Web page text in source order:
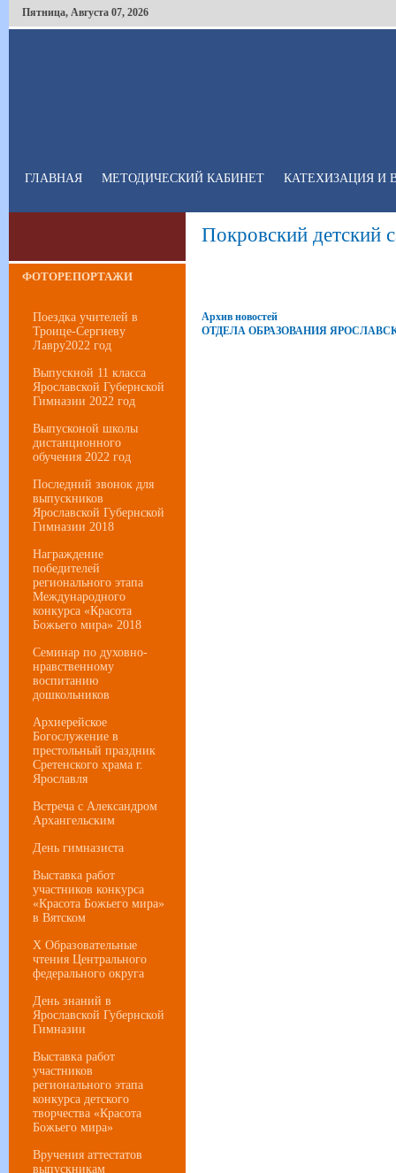
Пятница, Августа 07, 2026
ГЛАВНАЯ МЕТОДИЧЕСКИЙ КАБИНЕТ КАТЕХИЗАЦИЯ И
Покровский детский
Архив новостей
ОТДЕЛА ОБРАЗОВАНИЯ
ФОТОРЕПОРТАЖИ
Поездка учителей в
Троице-Сергиеву
Лавру2022 год
Выпускной 11 класса
Ярославской Губернской
Гимназии 2022 год
Выпусконой школы
дистанционного
обучения 2022 год
Последний звонок для
выпускников
Ярославской Губернской
Гимназии 2018
Награждение
победителей
регионального этапа
Международного
конкурса «Красота
Божьего мира» 2018
Семинар по духовно-
нравственному
воспитанию
дошкольников
Архиерейское
Богослужение в
престольный праздник
Сретенского храма г.
Ярославля
Встреча с Александром
Архангельским
День гимназиста
Выставка работ
участников конкурса
«Красота Божьего мира»
в Вятском
Х Образовательные
чтения Центрального
федерального округа
День знаний в
Ярославской Губернской
Гимназии
Выставка работ
участников
регионального этапа
конкурса детского
творчества «Красота
Божьего мира»
Вручения аттестатов
выпускникам